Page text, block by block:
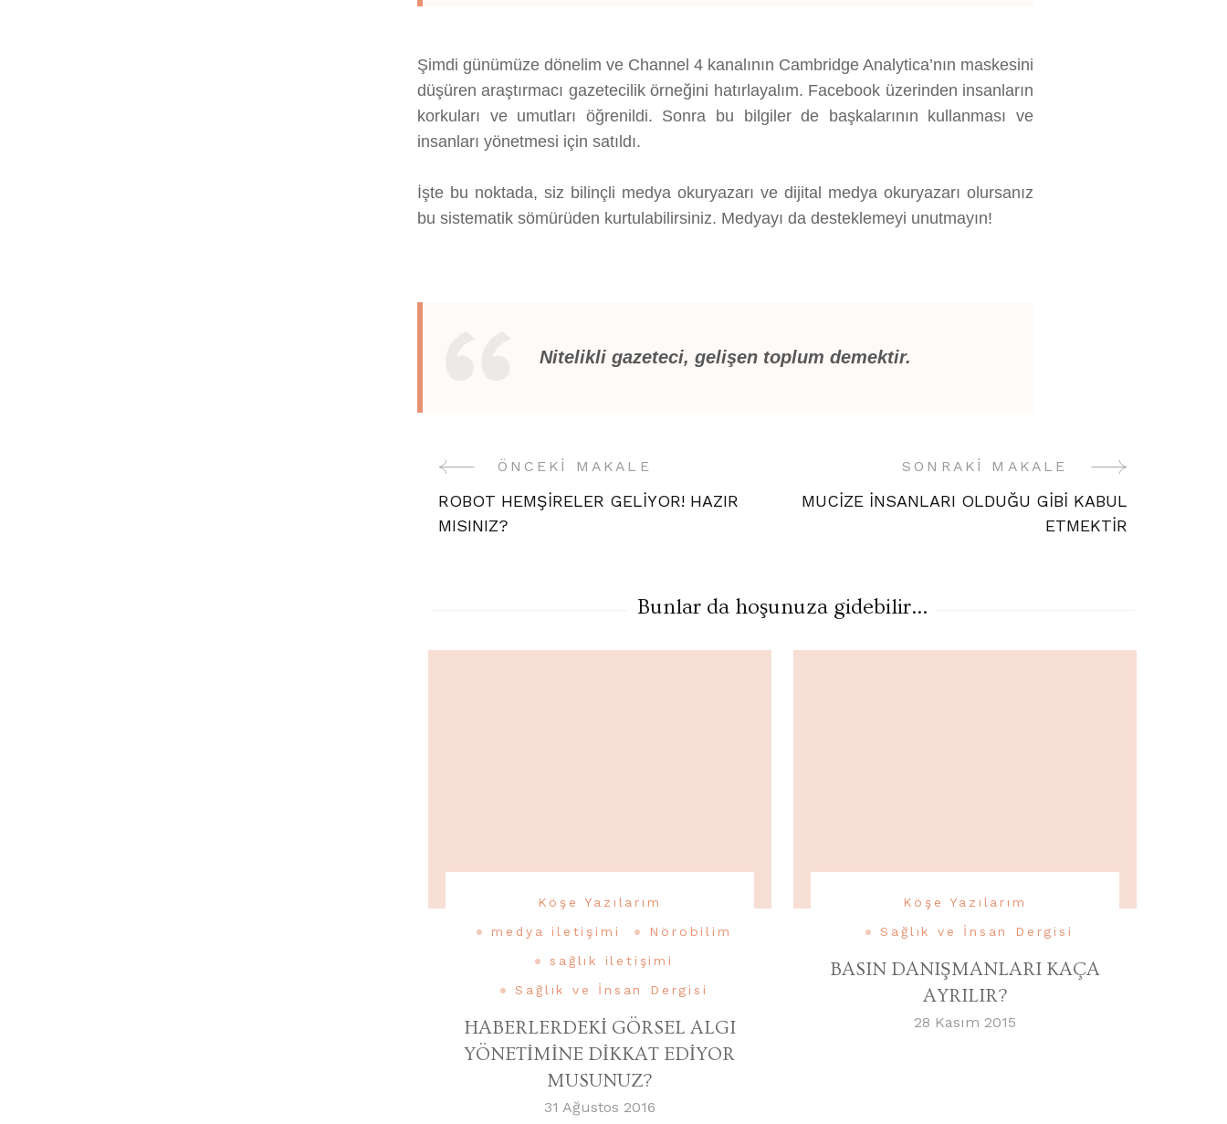
Şimdi günümüze dönelim ve Channel 4 kanalının Cambridge Analytica’nın maskesini
düşüren araştırmacı gazetecilik örneğini hatırlayalım. Facebook üzerinden insanların
korkuları ve umutları öğrenildi. Sonra bu bilgiler de başkalarının kullanması ve
insanları yönetmesi için satıldı.
İşte bu noktada, siz bilinçli medya okuryazarı ve dijital medya okuryazarı olursanız
bu sistematik sömürüden kurtulabilirsiniz. Medyayı da desteklemeyi unutmayın!
Nitelikli gazeteci, gelişen toplum demektir.
Yazı
Gezinme
ÖNCEKI MAKALE
ROBOT HEMŞİRELER GELİYOR! HAZIR
MISINIZ?
SONRAKI MAKALE
MUCİZE İNSANLARI OLDUĞU GİBİ KABUL
ETMEKTİR
Bunlar da hoşunuza gidebilir...
Köşe Yazılarım
medya iletişimi
Nörobilim
sağlık iletişimi
Sağlık ve İnsan Dergisi
HABERLERDEKİ GÖRSEL ALGI
YÖNETİMİNE DİKKAT EDİYOR
MUSUNUZ?
31 Ağustos 2016
Köşe Yazılarım
Sağlık ve İnsan Dergisi
BASIN DANIŞMANLARI KAÇA
AYRILIR?
28 Kasım 2015